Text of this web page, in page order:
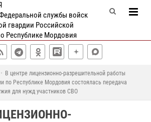
службы войск
гвардии Российской
Республике Мордовия
В центре лицензионно-разрешительной работы
по Республике Мордовия состоялась передача
для нужд участников СВО